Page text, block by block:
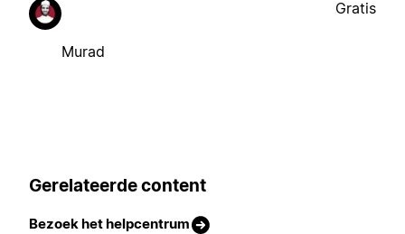
Murad
Gratis
Gerelateerde content
Bezoek het helpcentrum